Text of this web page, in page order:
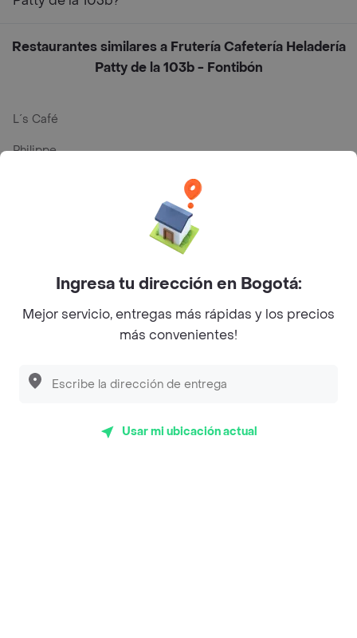
Restaurantes similares a Frutería Cafetería Heladería
Patty de la 103b - Fontibón
L´s Café
Philippe
Myriam Camhi Co
Magnifique
Empanaditas de Pipian - Empanadas
Sopitas y Frijoladas
Ingresa tu dirección en Bogotá:
Mejor servicio, entregas más rápidas y los precios
más convenientes!
Usar mi ubicación actual